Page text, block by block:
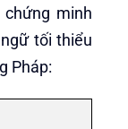
minh
tối thiểu
Pháp: